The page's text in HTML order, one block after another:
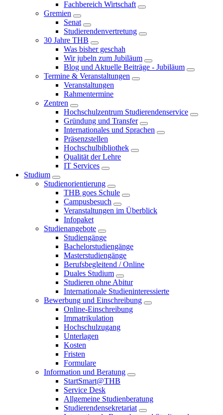
Fachbereich Wirtschaft
Gremien
Senat
Studierendenvertretung
30 Jahre THB
Was bisher geschah
Wir jubeln zum Jubiläum
Blog und Aktuelle Beiträge - Jubiläum
Termine & Veranstaltungen
Veranstaltungen
Rahmentermine
Zentren
Hochschulzentrum Studierendenservice
Gründung und Transfer
Internationales und Sprachen
Präsenzstellen
Hochschulbibliothek
Qualität der Lehre
IT Services
Studium
Studienorientierung
THB goes Schule
Campusbesuch
Veranstaltungen im Überblick
Infopaket
Studienangebote
Studiengänge
Bachelorstudiengänge
Masterstudiengänge
Berufsbegleitend / Online
Duales Studium
Studieren ohne Abitur
Internationale Studieninteressierte
Bewerbung und Einschreibung
Online-Einschreibung
Immatrikulation
Hochschulzugang
Unterlagen
Kosten
Fristen
Formulare
Information und Beratung
StartSmart@THB
Service Desk
Allgemeine Studienberatung
Studierendensekretariat